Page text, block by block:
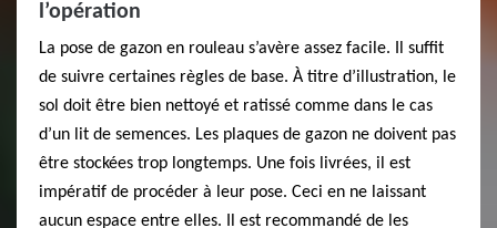
l’opération
La pose de gazon en rouleau s’avère assez facile. Il suffit
de suivre certaines règles de base. À titre d’illustration, le
sol doit être bien nettoyé et ratissé comme dans le cas
d’un lit de semences. Les plaques de gazon ne doivent pas
être stockées trop longtemps. Une fois livrées, il est
impératif de procéder à leur pose. Ceci en ne laissant
aucun espace entre elles. Il est recommandé de les